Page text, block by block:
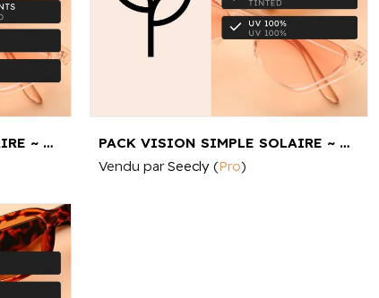
PACK VISION SIMPLE SOLAIRE ~ GALBÉS (VERRES SEULS)
PACK VISION SIMPLE SOLAIRE ~ ECO-CHIC (VERRES SEULS)
Vendu parSeecly(Pro)